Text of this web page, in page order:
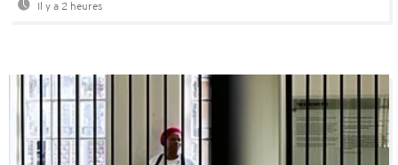
Il y a 2 heures